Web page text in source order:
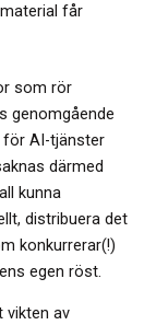
får
som rör
genomgående
för AI-tjänster
därmed
kunna
distribuera det
konkurrerar(!)
egen röst.
vikten av